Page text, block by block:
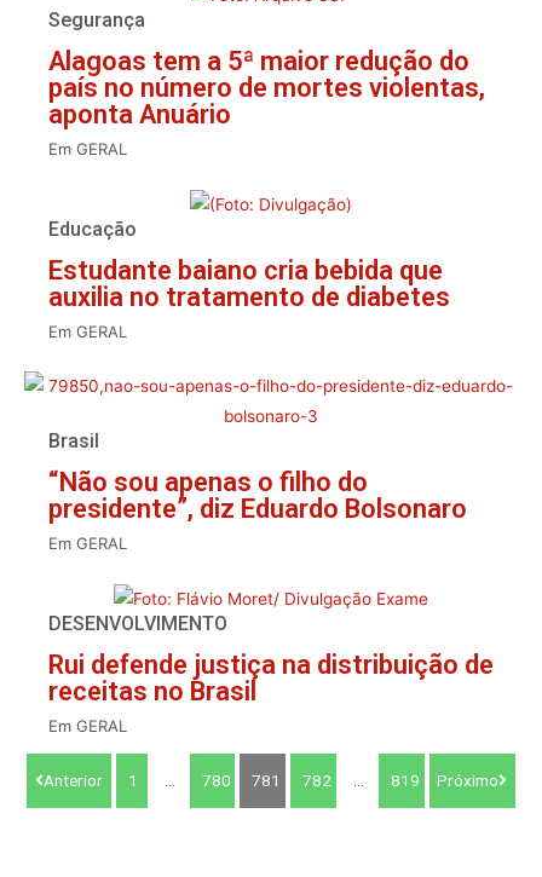
Segurança
Alagoas tem a 5ª maior redução do
país no número de mortes violentas,
aponta Anuário
Em GERAL
Educação
Estudante baiano cria bebida que
auxilia no tratamento de diabetes
Em GERAL
Brasil
“Não sou apenas o filho do
presidente”, diz Eduardo Bolsonaro
Em GERAL
DESENVOLVIMENTO
Rui defende justiça na distribuição de
receitas no Brasil
Em GERAL
Anterior 1 780 781 782 819 Próximo